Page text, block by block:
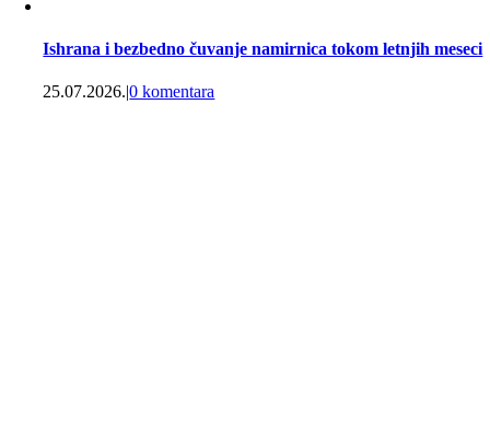
Ishrana i bezbedno čuvanje namirnica tokom letnjih meseci
25.07.2026.|0 komentara